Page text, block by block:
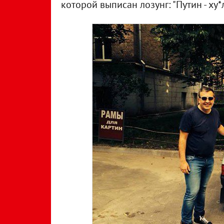
которой выписан лозунг: "Путин -